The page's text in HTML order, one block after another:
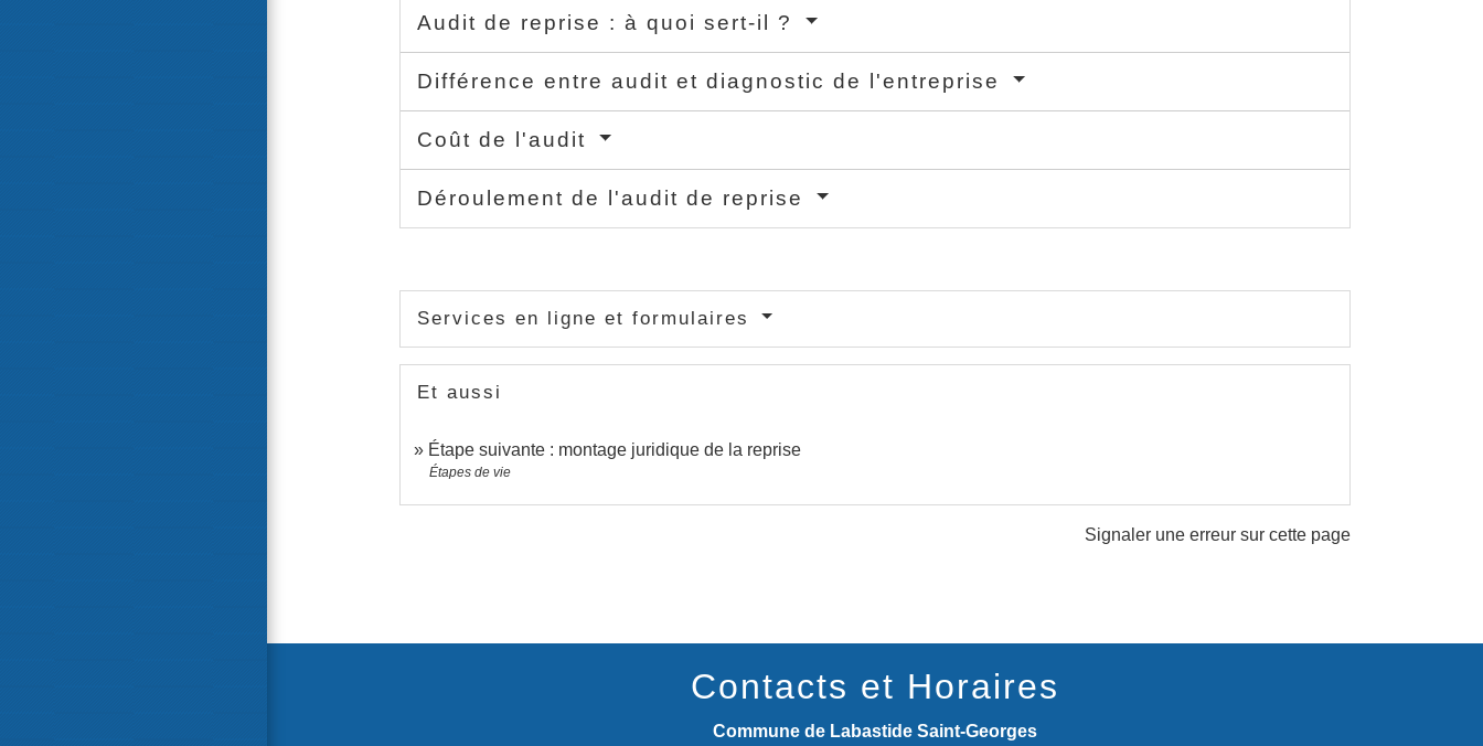
Audit de reprise : à quoi sert-il ?
Différence entre audit et diagnostic de l'entreprise
Coût de l'audit
Déroulement de l'audit de reprise
Services en ligne et formulaires
Et aussi
Étape suivante : montage juridique de la reprise
Étapes de vie
Signaler une erreur sur cette page
Contacts et Horaires
Commune de Labastide Saint-Georges